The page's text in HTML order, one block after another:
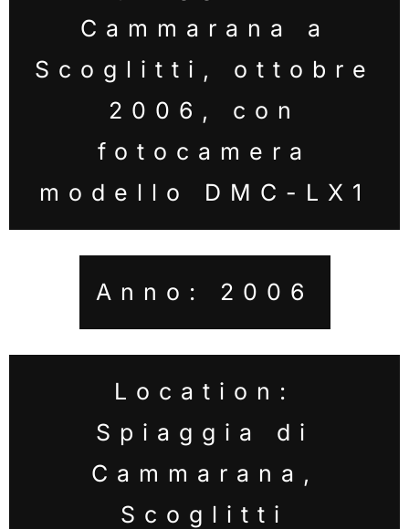
Cammarana a
Scoglitti, ottobre
2006, con
fotocamera
modello DMC-LX1
Anno: 2006
Location:
Spiaggia di
Cammarana,
Scoglitti